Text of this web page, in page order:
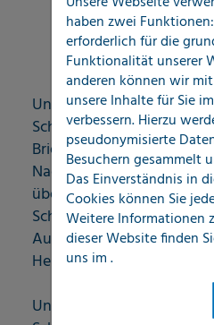
vom Schadenort
Unsere ausführliche und
Schadensaufnahme ist
Briefing-Grundlage für
Nachgewerke der
übernehmen wir, auf
Auftraggeber zeitlich und
Herausforderungen
Unsere
haben zwei
erforderlich für die
Funktionalität unserer
anderen können wir
unsere Inhalte für Sie
verbessern. Hierzu
pseudonymisierte
Besuchern gesammelt
Das Einverständnis in
Cookies können Sie
Weitere Informationen
dieser Website finden
uns im.